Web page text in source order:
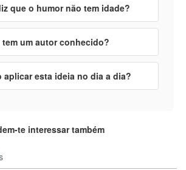
que o humor não tem idade?
um autor conhecido?
aplicar esta ideia no dia a dia?
te interessar também